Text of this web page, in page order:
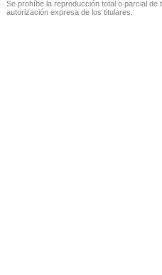
Se prohíbe la reproducción total o parcial
autorización expresa de los titulares.